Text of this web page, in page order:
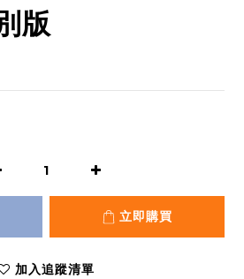
版
立即購買
加入追蹤清單